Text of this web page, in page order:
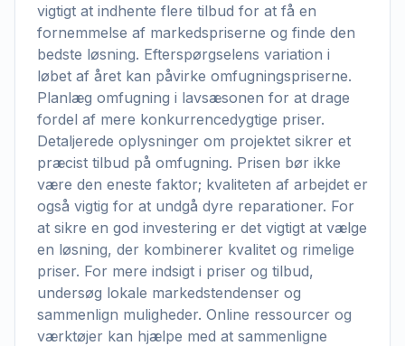
vigtigt at indhente flere tilbud for at få en
fornemmelse af markedspriserne og finde den
bedste løsning. Efterspørgselens variation i
løbet af året kan påvirke omfugningspriserne.
Planlæg omfugning i lavsæsonen for at drage
fordel af mere konkurrencedygtige priser.
Detaljerede oplysninger om projektet sikrer et
præcist tilbud på omfugning. Prisen bør ikke
være den eneste faktor; kvaliteten af arbejdet er
også vigtig for at undgå dyre reparationer. For
at sikre en god investering er det vigtigt at vælge
en løsning, der kombinerer kvalitet og rimelige
priser. For mere indsigt i priser og tilbud,
undersøg lokale markedstendenser og
sammenlign muligheder. Online ressourcer og
værktøjer kan hjælpe med at sammenligne